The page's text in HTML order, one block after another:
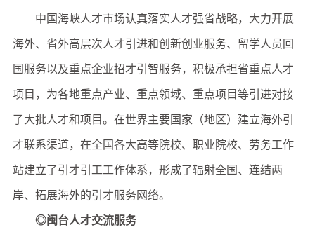
中国海峡人才市场认真落实人才强省战略，大力开展
海外、省外高层次人才引进和创新创业服务、留学人员回
国服务以及重点企业招才引智服务，积极承担省重点人才
项目，为各地重点产业、重点领域、重点项目等引进对接
了大批人才和项目。在世界主要国家（地区）建立海外引
才联系渠道，在全国各大高等院校、职业院校、劳务工作
站建立了引才引工工作体系，形成了辐射全国、连结两
岸、拓展海外的引才服务网络。
◎闽台人才交流服务